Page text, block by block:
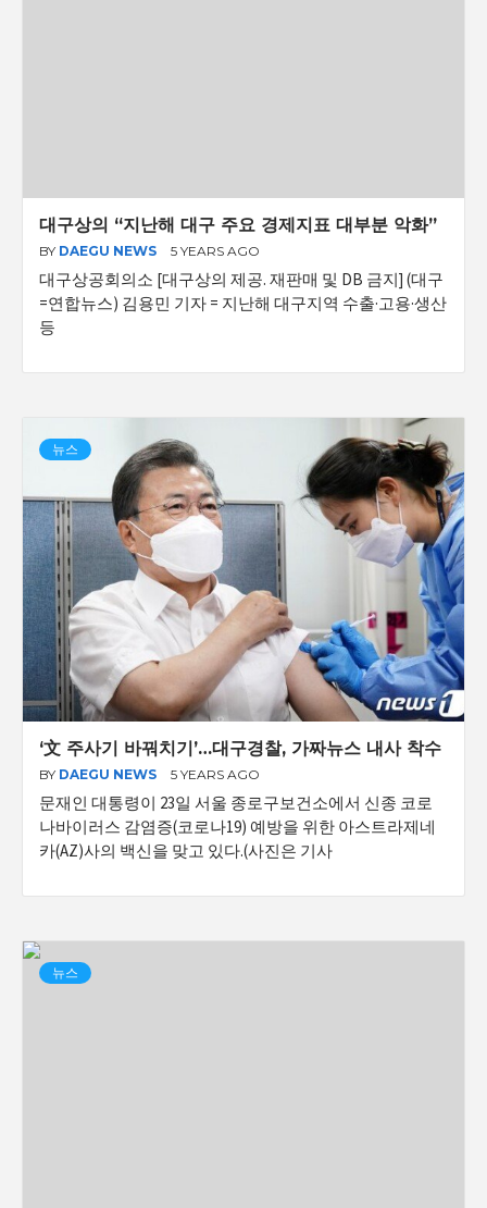
대구상의 “지난해 대구 주요 경제지표 대부분 악화”
BY DAEGU NEWS 5 YEARS AGO
대구상공회의소 [대구상의 제공. 재판매 및 DB 금지] (대구
=연합뉴스) 김용민 기자 = 지난해 대구지역 수출·고용·생산
등
뉴스
‘文 주사기 바꿔치기’…대구경찰, 가짜뉴스 내사 착수
BY DAEGU NEWS 5 YEARS AGO
문재인 대통령이 23일 서울 종로구보건소에서 신종 코로
나바이러스 감염증(코로나19) 예방을 위한 아스트라제네
카(AZ)사의 백신을 맞고 있다.(사진은 기사
뉴스